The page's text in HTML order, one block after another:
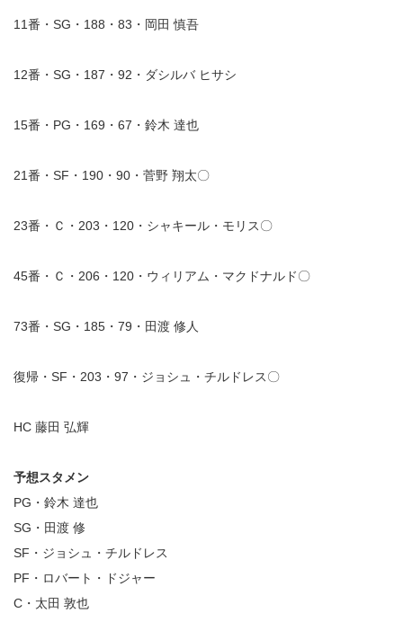
11番・SG・188・83・岡田 慎吾
12番・SG・187・92・ダシルバ ヒサシ
15番・PG・169・67・鈴木 達也
21番・SF・190・90・菅野 翔太〇
23番・Ｃ・203・120・シャキール・モリス〇
45番・Ｃ・206・120・ウィリアム・マクドナルド〇
73番・SG・185・79・田渡 修人
復帰・SF・203・97・ジョシュ・チルドレス〇
HC 藤田 弘輝
予想スタメン
PG・鈴木 達也
SG・田渡 修
SF・ジョシュ・チルドレス
PF・ロバート・ドジャー
C・太田 敦也